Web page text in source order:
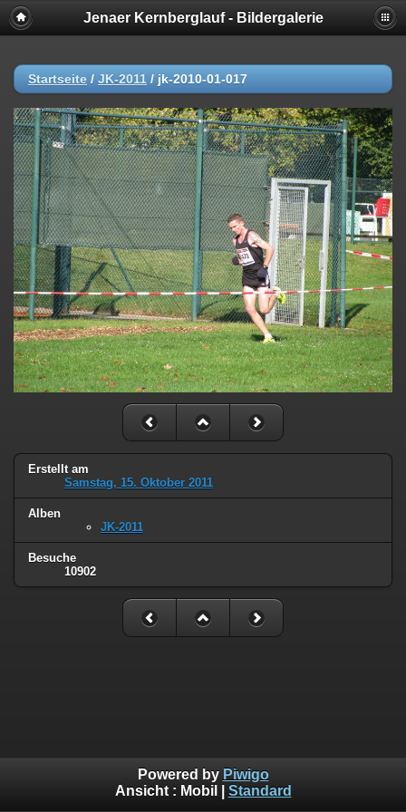
Jenaer Kernberglauf - Bildergalerie
Startseite / JK-2011 / jk-2010-01-017
Erstellt am
Samstag, 15. Oktober 2011
Alben
JK-2011
Besuche
10902
Powered by Piwigo
Ansicht : Mobil Standard